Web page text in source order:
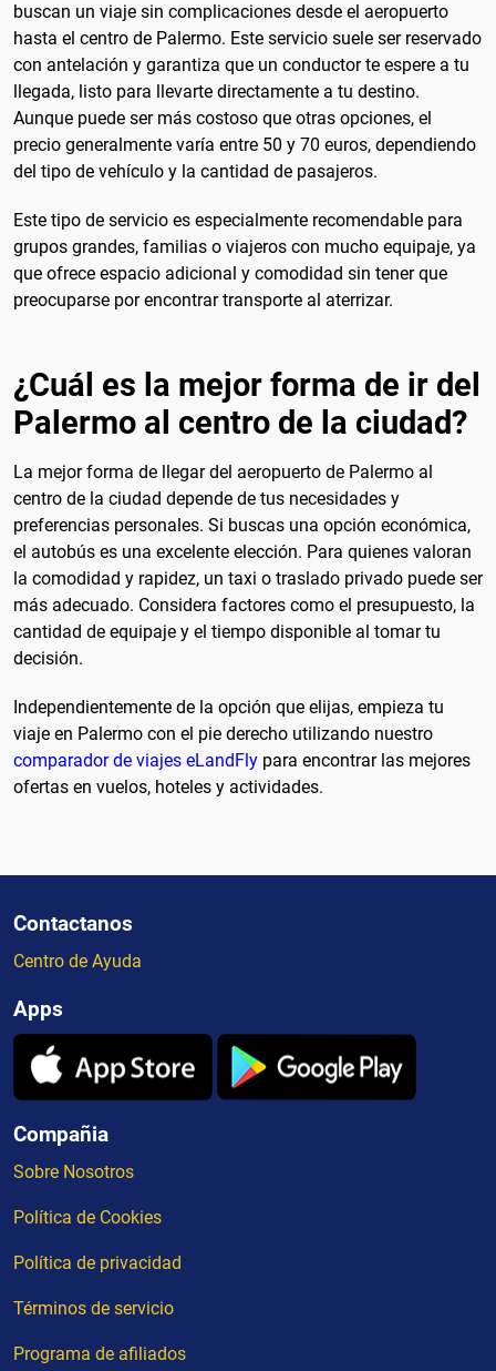
buscan un viaje sin complicaciones desde el aeropuerto
hasta el centro de Palermo. Este servicio suele ser reservado
con antelación y garantiza que un conductor te espere a tu
llegada, listo para llevarte directamente a tu destino.
Aunque puede ser más costoso que otras opciones, el
precio generalmente varía entre 50 y 70 euros, dependiendo
del tipo de vehículo y la cantidad de pasajeros.
Este tipo de servicio es especialmente recomendable para
grupos grandes, familias o viajeros con mucho equipaje, ya
que ofrece espacio adicional y comodidad sin tener que
preocuparse por encontrar transporte al aterrizar.
¿Cuál es la mejor forma de ir del
Palermo al centro de la ciudad?
La mejor forma de llegar del aeropuerto de Palermo al
centro de la ciudad depende de tus necesidades y
preferencias personales. Si buscas una opción económica,
el autobús es una excelente elección. Para quienes valoran
la comodidad y rapidez, un taxi o traslado privado puede ser
más adecuado. Considera factores como el presupuesto, la
cantidad de equipaje y el tiempo disponible al tomar tu
decisión.
Independientemente de la opción que elijas, empieza tu
viaje en Palermo con el pie derecho utilizando nuestro
comparador de viajes eLandFly para encontrar las mejores
ofertas en vuelos, hoteles y actividades.
Contactanos
Centro de Ayuda
Apps
Compañia
Sobre Nosotros
Política de Cookies
Política de privacidad
Términos de servicio
Programa de afiliados